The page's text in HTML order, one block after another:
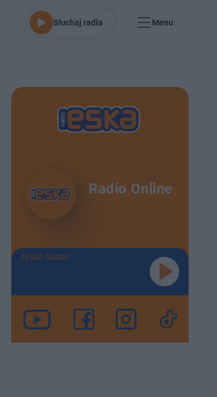
Słuchaj radia Menu
Radio Online
TERAZ GRAMY